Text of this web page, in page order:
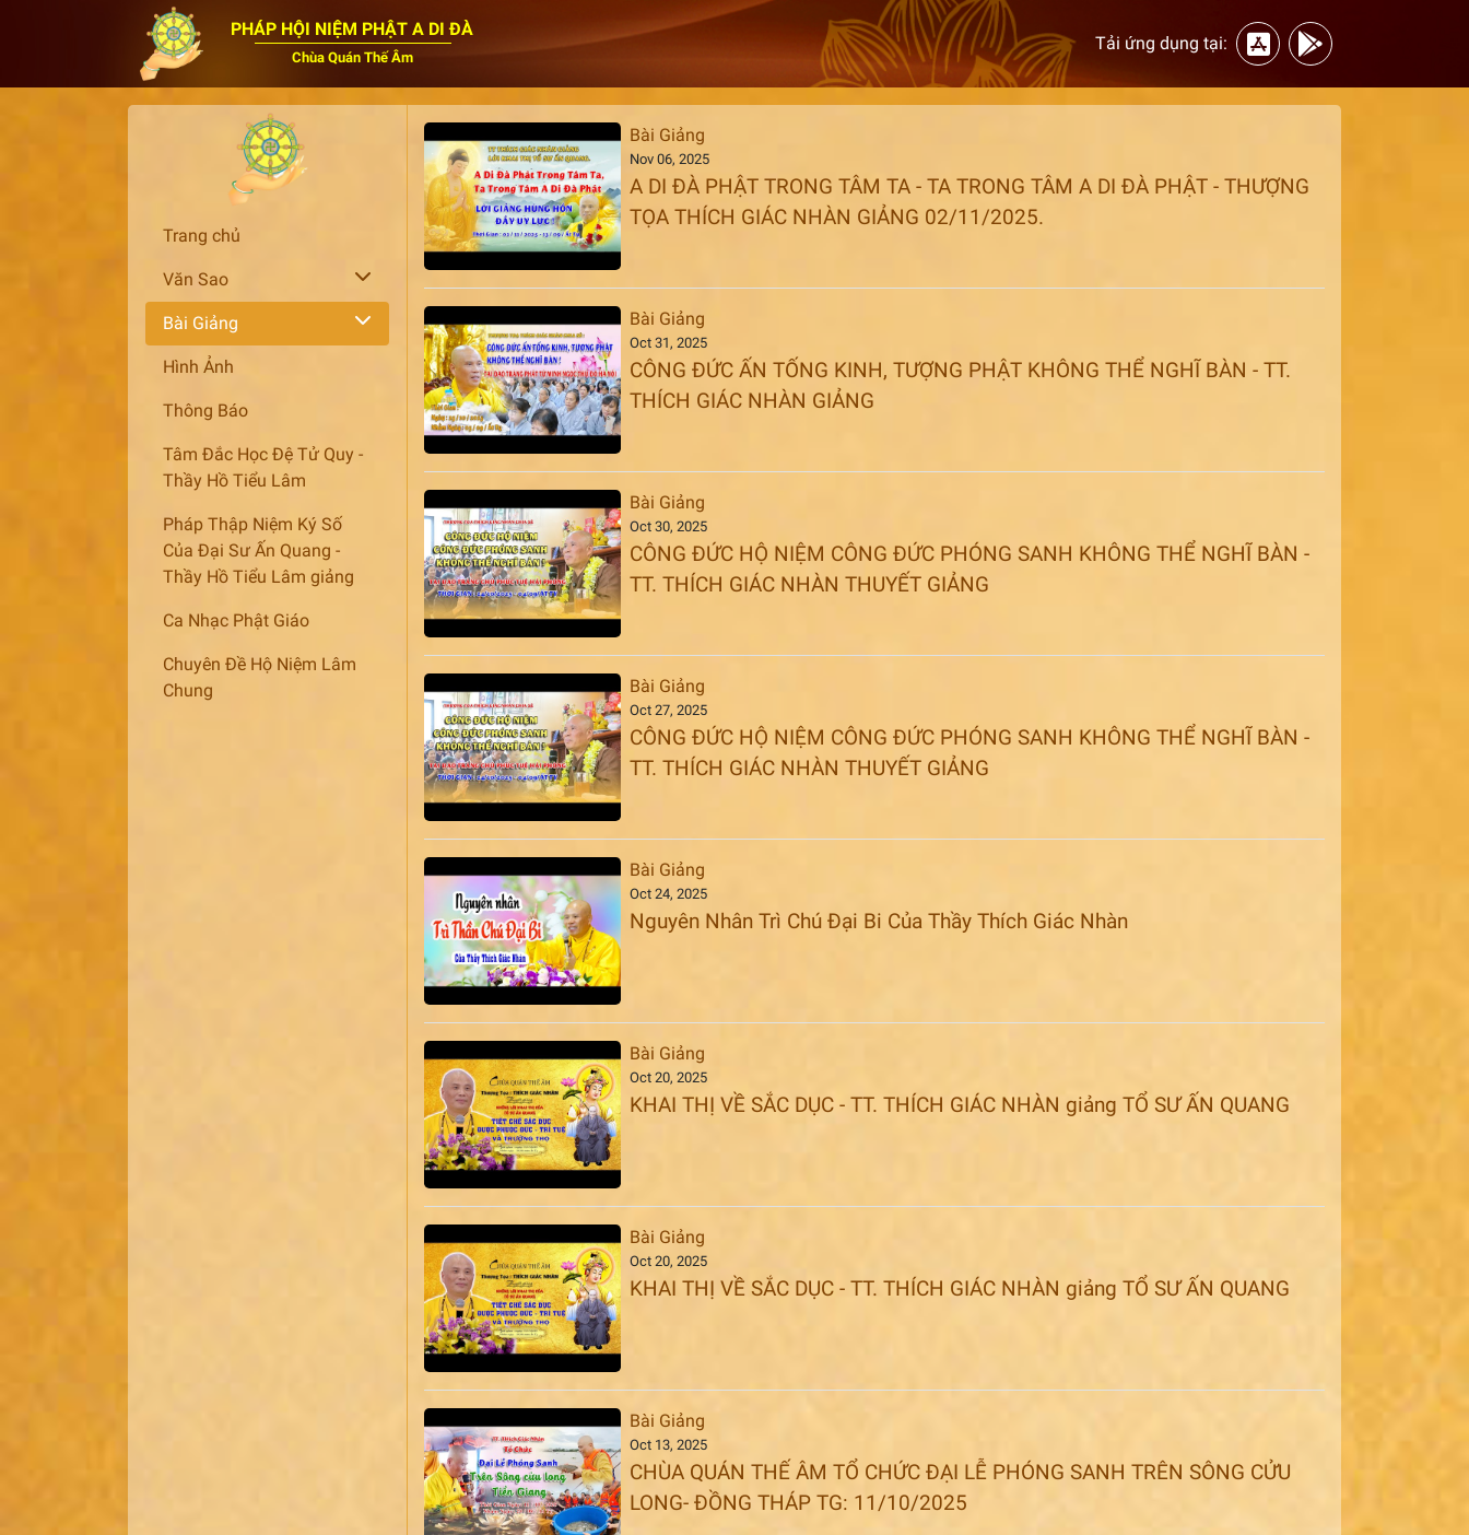
PHÁP HỘI NIỆM PHẬT A DI ĐÀ
Chùa Quán Thế Âm
Tải ứng dụng tại:
Trang chủ
Văn Sao
Bài Giảng
Hình Ảnh
Thông Báo
Tâm Đắc Học Đệ Tử Quy -
Thầy Hồ Tiểu Lâm
Pháp Thập Niệm Ký Số
Của Đại Sư Ấn Quang -
Thầy Hồ Tiểu Lâm giảng
Ca Nhạc Phật Giáo
Chuyên Đề Hộ Niệm Lâm
Chung
Bài Giảng
Nov 06, 2025
A DI ĐÀ PHẬT TRONG TÂM TA - TA TRONG TÂM A DI ĐÀ PHẬT - THƯỢNG
TỌA THÍCH GIÁC NHÀN GIẢNG 02/11/2025.
Bài Giảng
Oct 31, 2025
CÔNG ĐỨC ẤN TỐNG KINH, TƯỢNG PHẬT KHÔNG THỂ NGHĨ BÀN - TT.
THÍCH GIÁC NHÀN GIẢNG
Bài Giảng
Oct 30, 2025
CÔNG ĐỨC HỘ NIỆM CÔNG ĐỨC PHÓNG SANH KHÔNG THỂ NGHĨ BÀN -
TT. THÍCH GIÁC NHÀN THUYẾT GIẢNG
Bài Giảng
Oct 27, 2025
CÔNG ĐỨC HỘ NIỆM CÔNG ĐỨC PHÓNG SANH KHÔNG THỂ NGHĨ BÀN -
TT. THÍCH GIÁC NHÀN THUYẾT GIẢNG
Bài Giảng
Oct 24, 2025
Nguyên Nhân Trì Chú Đại Bi Của Thầy Thích Giác Nhàn
Bài Giảng
Oct 20, 2025
KHAI THỊ VỀ SẮC DỤC - TT. THÍCH GIÁC NHÀN giảng TỔ SƯ ẤN QUANG
Bài Giảng
Oct 20, 2025
KHAI THỊ VỀ SẮC DỤC - TT. THÍCH GIÁC NHÀN giảng TỔ SƯ ẤN QUANG
Bài Giảng
Oct 13, 2025
CHÙA QUÁN THẾ ÂM TỔ CHỨC ĐẠI LỄ PHÓNG SANH TRÊN SÔNG CỬU
LONG- ĐỒNG THÁP TG: 11/10/2025